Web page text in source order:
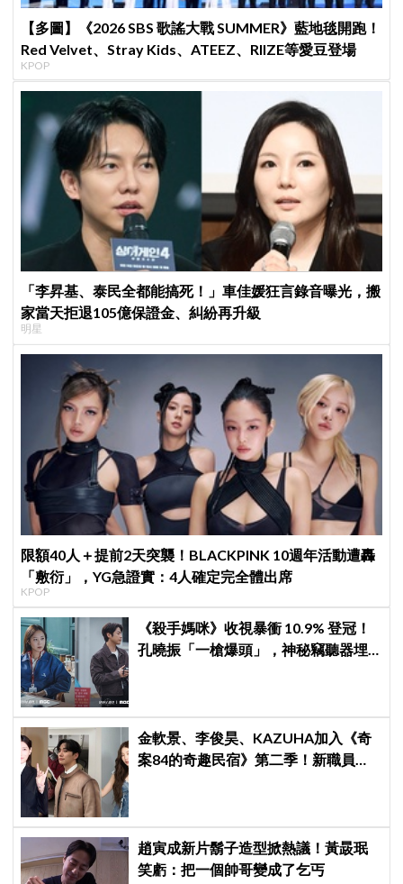
【多圖】《2026 SBS 歌謠大戰 SUMMER》藍地毯開跑！
Red Velvet、Stray Kids、ATEEZ、RIIZE等愛豆登場
KPOP
「李昇基、泰民全都能搞死！」車佳媛狂言錄音曝光，搬
家當天拒退105億保證金、糾紛再升級
明星
限額40人＋提前2天突襲！BLACKPINK 10週年活動遭轟
「敷衍」，YG急證實：4人確定完全體出席
KPOP
《殺手媽咪》收視暴衝 10.9% 登冠！
孔曉振「一槍爆頭」，神秘竊聽器埋
金軟景、李俊昊、KAZUHA加入《奇
案84的奇趣民宿》第二季！新職員曝
趙寅成新片鬍子造型掀熱議！黃晸珉
笑虧：把一個帥哥變成了乞丐